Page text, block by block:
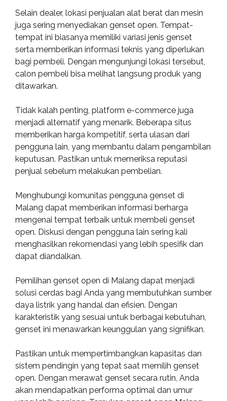
Selain dealer, lokasi penjualan alat berat dan mesin
juga sering menyediakan genset open. Tempat-
tempat ini biasanya memiliki variasi jenis genset
serta memberikan informasi teknis yang diperlukan
bagi pembeli. Dengan mengunjungi lokasi tersebut,
calon pembeli bisa melihat langsung produk yang
ditawarkan.
Tidak kalah penting, platform e-commerce juga
menjadi alternatif yang menarik. Beberapa situs
memberikan harga kompetitif, serta ulasan dari
pengguna lain, yang membantu dalam pengambilan
keputusan. Pastikan untuk memeriksa reputasi
penjual sebelum melakukan pembelian.
Menghubungi komunitas pengguna genset di
Malang dapat memberikan informasi berharga
mengenai tempat terbaik untuk membeli genset
open. Diskusi dengan pengguna lain sering kali
menghasilkan rekomendasi yang lebih spesifik dan
dapat diandalkan.
Pemilihan genset open di Malang dapat menjadi
solusi cerdas bagi Anda yang membutuhkan sumber
daya listrik yang handal dan efisien. Dengan
karakteristik yang sesuai untuk berbagai kebutuhan,
genset ini menawarkan keunggulan yang signifikan.
Pastikan untuk mempertimbangkan kapasitas dan
sistem pendingin yang tepat saat memilih genset
open. Dengan merawat genset secara rutin, Anda
akan mendapatkan performa optimal dan umur